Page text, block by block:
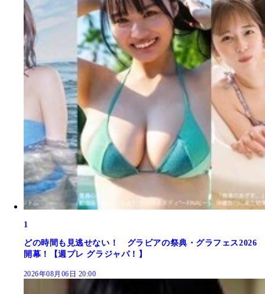
1
どの時間も見逃せない！ グラビアの祭典・グラフェス2026
開幕！【週プレ グラジャパ！】
2026年08月06日 20:00